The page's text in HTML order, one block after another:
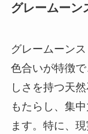
グレームーン
グレームーン
色合いが特徴
しさを持つ天
もたらし、集
ます。特に、